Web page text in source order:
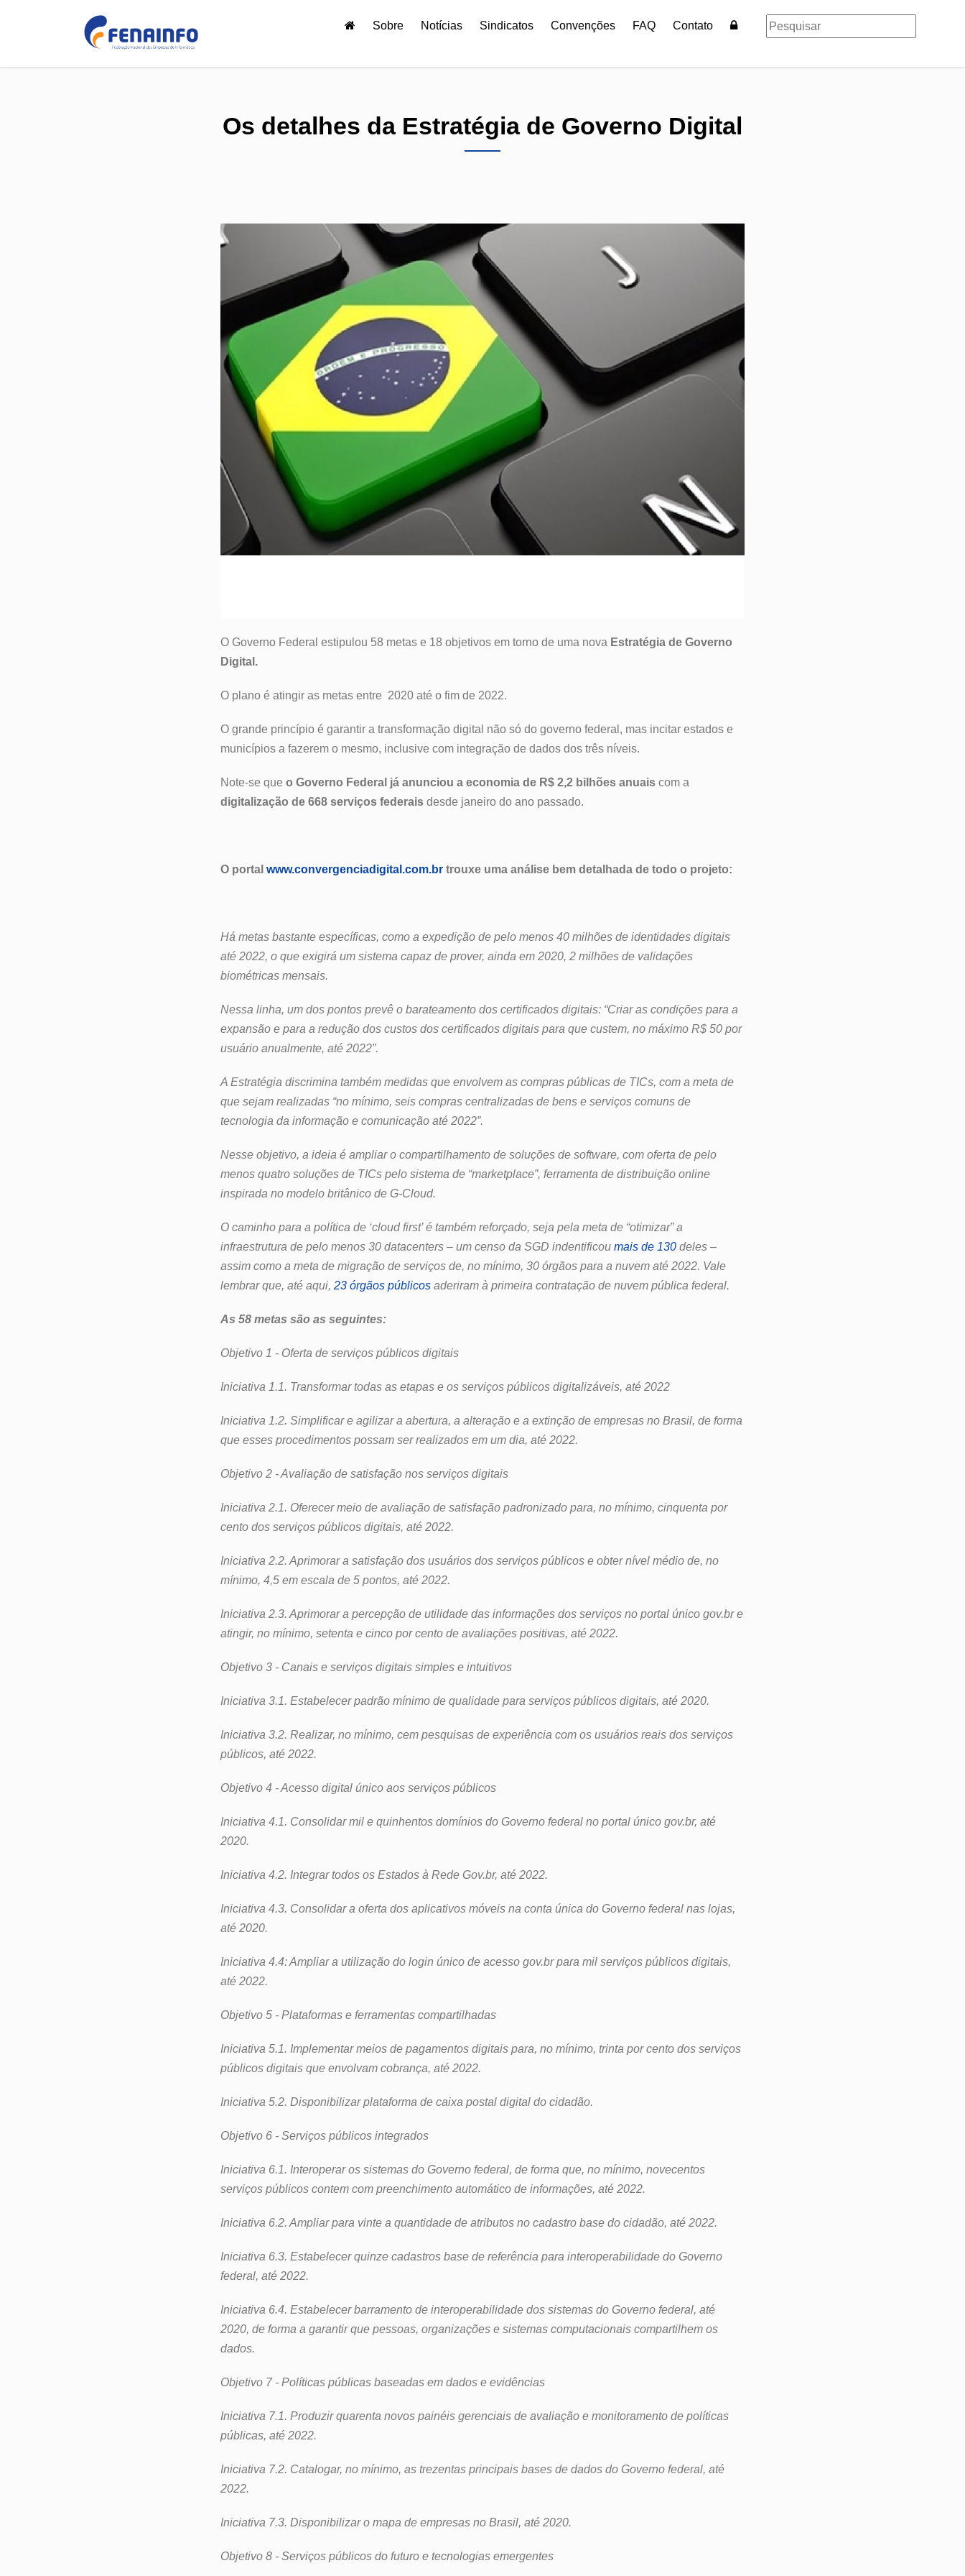
Sobre Notícias Sindicatos Convenções FAQ Contato
Os detalhes da Estratégia de Governo Digital
O Governo Federal estipulou 58 metas e 18 objetivos em torno de uma nova Estratégia de Governo
Digital.
O plano é atingir as metas entre 2020 até o fim de 2022.
O grande princípio é garantir a transformação digital não só do governo federal, mas incitar estados e
municípios a fazerem o mesmo, inclusive com integração de dados dos três níveis.
Note-se que o Governo Federal já anunciou a economia de R$ 2,2 bilhões anuais com a
digitalização de 668 serviços federais desde janeiro do ano passado.
O portal www.convergenciadigital.com.br trouxe uma análise bem detalhada de todo o projeto:
Há metas bastante específicas, como a expedição de pelo menos 40 milhões de identidades digitais
até 2022, o que exigirá um sistema capaz de prover, ainda em 2020, 2 milhões de validações
biométricas mensais.
Nessa linha, um dos pontos prevê o barateamento dos certificados digitais: “Criar as condições para a
expansão e para a redução dos custos dos certificados digitais para que custem, no máximo R$ 50 por
usuário anualmente, até 2022”.
A Estratégia discrimina também medidas que envolvem as compras públicas de TICs, com a meta de
que sejam realizadas “no mínimo, seis compras centralizadas de bens e serviços comuns de
tecnologia da informação e comunicação até 2022”.
Nesse objetivo, a ideia é ampliar o compartilhamento de soluções de software, com oferta de pelo
menos quatro soluções de TICs pelo sistema de “marketplace”, ferramenta de distribuição online
inspirada no modelo britânico de G-Cloud.
O caminho para a política de ‘cloud first’ é também reforçado, seja pela meta de “otimizar” a
infraestrutura de pelo menos 30 datacenters – um censo da SGD indentificou mais de 130 deles –
assim como a meta de migração de serviços de, no mínimo, 30 órgãos para a nuvem até 2022. Vale
lembrar que, até aqui, 23 órgãos públicos aderiram à primeira contratação de nuvem pública federal.
As 58 metas são as seguintes:
Objetivo 1 - Oferta de serviços públicos digitais
Iniciativa 1.1. Transformar todas as etapas e os serviços públicos digitalizáveis, até 2022
Iniciativa 1.2. Simplificar e agilizar a abertura, a alteração e a extinção de empresas no Brasil, de forma
que esses procedimentos possam ser realizados em um dia, até 2022.
Objetivo 2 - Avaliação de satisfação nos serviços digitais
Iniciativa 2.1. Oferecer meio de avaliação de satisfação padronizado para, no mínimo, cinquenta por
cento dos serviços públicos digitais, até 2022.
Iniciativa 2.2. Aprimorar a satisfação dos usuários dos serviços públicos e obter nível médio de, no
mínimo, 4,5 em escala de 5 pontos, até 2022.
Iniciativa 2.3. Aprimorar a percepção de utilidade das informações dos serviços no portal único gov.br e
atingir, no mínimo, setenta e cinco por cento de avaliações positivas, até 2022.
Objetivo 3 - Canais e serviços digitais simples e intuitivos
Iniciativa 3.1. Estabelecer padrão mínimo de qualidade para serviços públicos digitais, até 2020.
Iniciativa 3.2. Realizar, no mínimo, cem pesquisas de experiência com os usuários reais dos serviços
públicos, até 2022.
Objetivo 4 - Acesso digital único aos serviços públicos
Iniciativa 4.1. Consolidar mil e quinhentos domínios do Governo federal no portal único gov.br, até
2020.
Iniciativa 4.2. Integrar todos os Estados à Rede Gov.br, até 2022.
Iniciativa 4.3. Consolidar a oferta dos aplicativos móveis na conta única do Governo federal nas lojas,
até 2020.
Iniciativa 4.4: Ampliar a utilização do login único de acesso gov.br para mil serviços públicos digitais,
até 2022.
Objetivo 5 - Plataformas e ferramentas compartilhadas
Iniciativa 5.1. Implementar meios de pagamentos digitais para, no mínimo, trinta por cento dos serviços
públicos digitais que envolvam cobrança, até 2022.
Iniciativa 5.2. Disponibilizar plataforma de caixa postal digital do cidadão.
Objetivo 6 - Serviços públicos integrados
Iniciativa 6.1. Interoperar os sistemas do Governo federal, de forma que, no mínimo, novecentos
serviços públicos contem com preenchimento automático de informações, até 2022.
Iniciativa 6.2. Ampliar para vinte a quantidade de atributos no cadastro base do cidadão, até 2022.
Iniciativa 6.3. Estabelecer quinze cadastros base de referência para interoperabilidade do Governo
federal, até 2022.
Iniciativa 6.4. Estabelecer barramento de interoperabilidade dos sistemas do Governo federal, até
2020, de forma a garantir que pessoas, organizações e sistemas computacionais compartilhem os
dados.
Objetivo 7 - Políticas públicas baseadas em dados e evidências
Iniciativa 7.1. Produzir quarenta novos painéis gerenciais de avaliação e monitoramento de políticas
públicas, até 2022.
Iniciativa 7.2. Catalogar, no mínimo, as trezentas principais bases de dados do Governo federal, até
2022.
Iniciativa 7.3. Disponibilizar o mapa de empresas no Brasil, até 2020.
Objetivo 8 - Serviços públicos do futuro e tecnologias emergentes